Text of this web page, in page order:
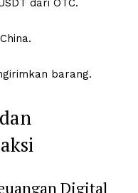
dari OTC.
barang.
Digital